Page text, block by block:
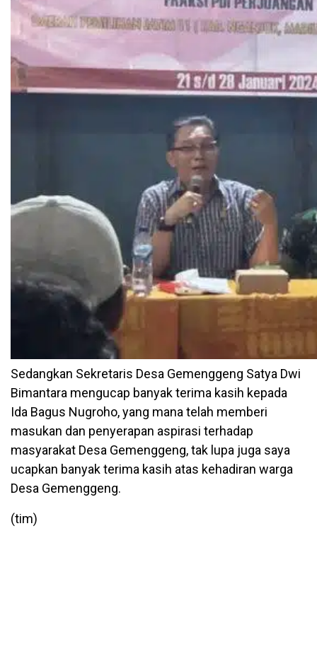
Sedangkan Sekretaris Desa Gemenggeng Satya Dwi
Bimantara mengucap banyak terima kasih kepada
Ida Bagus Nugroho, yang mana telah memberi
masukan dan penyerapan aspirasi terhadap
masyarakat Desa Gemenggeng, tak lupa juga saya
ucapkan banyak terima kasih atas kehadiran warga
Desa Gemenggeng.
(tim)